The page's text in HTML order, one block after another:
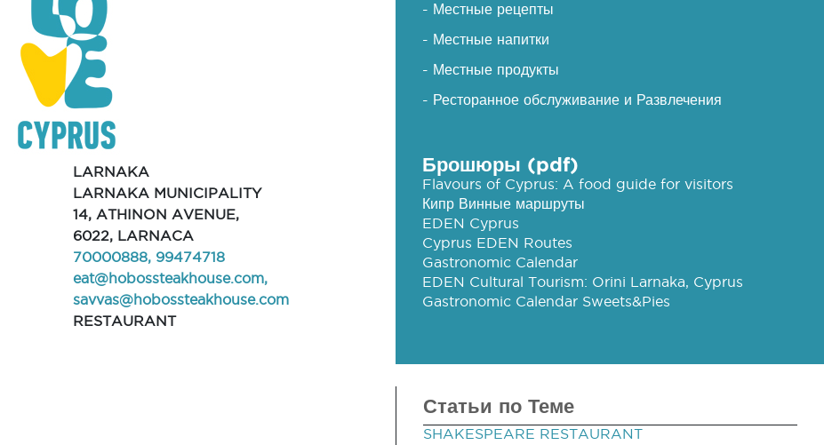
LARNAKA
LARNAKA MUNICIPALITY
14, ATHINON AVENUE,
6022, LARNACA
70000888, 99474718
eat@hobossteakhouse.com,
savvas@hobossteakhouse.com
RESTAURANT
- Местные рецепты
- Местные напитки
- Местные продукты
- Ресторанное обслуживание и Развлечения
Брошюры (pdf)
Flavours of Cyprus: A food guide for visitors
Кипр Винные маршруты
EDEN Cyprus
Cyprus EDEN Routes
Gastronomic Calendar
EDEN Cultural Tourism: Orini Larnaka, Cyprus
Gastronomic Calendar Sweets&Pies
Статьи по Теме
SHAKESPEARE RESTAURANT